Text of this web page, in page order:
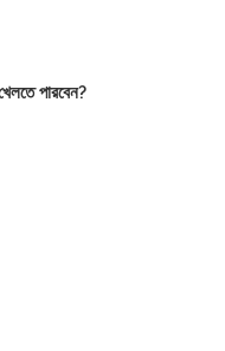
পারবেন?